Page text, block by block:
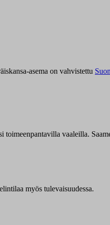
asema on vahvistettu
vaaleilla.
myös tulevaisuudessa.